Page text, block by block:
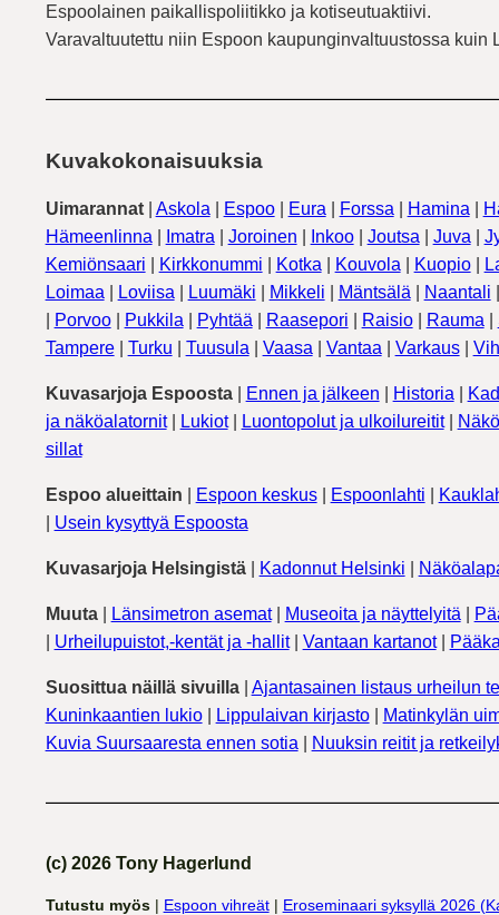
Espoolainen paikallispoliitikko ja kotiseutuaktiivi.
Varavaltuutettu niin Espoon kaupunginvaltuustossa
Kuvakokonaisuuksia
Uimarannat| Askola Espoo| Eura Forssa Hamina
Hämeenlinna
Imatra Joroinen Inkoo| Joutsa Juva
Kemiönsaari
Kirkkonummi Kotka Kouvola Kuopio|
Loimaa
Loviisa Luumäki Mikkeli Mäntsälä Naantali
Porvoo| Pukkila Pyhtää Raasepori Raisio| Rauma
Tampere| Turku Tuusula Vaasa Vantaa Varkaus|
Kuvasarjoja Espoosta| Ennen ja jälkeen Historia
ja näköalatornit| Lukiot| Luontopolut ja ulkoilureitit|
sillat
Espoo alueittain Espoon keskus| Espoonlahti
Usein kysyttyä Espoosta
Kuvasarjoja Helsingistä| Kadonnut Helsinki
Muuta| Länsimetron asemat| Museoita ja näyttelyitä
Urheilupuistot,-kentät ja -hallit| Vantaan kartanot|
Suosittua näillä sivuilla| Ajantasainen listaus urheilun
Kuninkaantien lukio| Lippulaivan kirjasto|
Matinkylän
Kuvia Suursaaresta ennen sotia
Nuuksin reitit ja
(c) 2026 Tony Hagerlund
Tutustu myös| Espoon vihreät| Eroseminaari syksyllä 2026